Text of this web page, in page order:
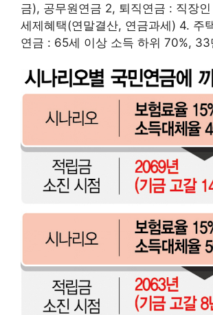
금), 공무원연금 2, 퇴직연금 : 직장
세제혜택(연말결산, 연금과세) 4. 주
연금 : 65세 이상 소득 하위 70%, 33